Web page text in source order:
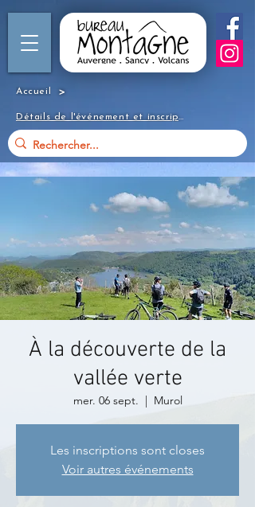
Accueil >
Détails de l'événement et inscription
À la découverte de la
vallée verte
mer. 06 sept.
  |
Murol
Les inscriptions sont closes
Voir autres événements